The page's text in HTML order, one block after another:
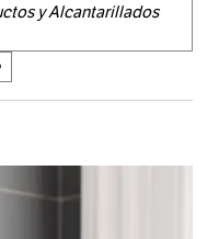
y Alcantarillados